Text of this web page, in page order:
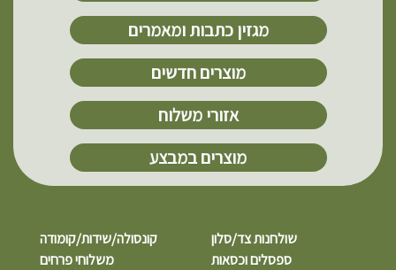
מגזין כתבות ומאמרים
מוצרים חדשים
אזורי משלוח
מוצרים במבצע
שולחנות צד/סלון
קונסולה/שידות/קומודה
ספסלים וכסאות
משלוחי פרחים